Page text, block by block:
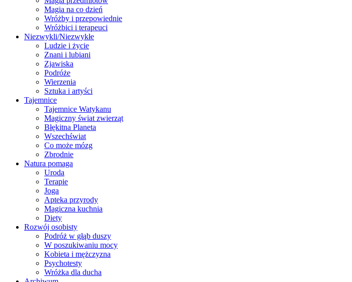
Magia na co dzień
Wróżby i przepowiednie
Wróżbici i terapeuci
Niezwykli/Niezwykłe
Ludzie i życie
Znani i lubiani
Zjawiska
Podróże
Wierzenia
Sztuka i artyści
Tajemnice
Tajemnice Watykanu
Magiczny świat zwierząt
Błękitna Planeta
Wszechświat
Co może mózg
Zbrodnie
Natura pomaga
Uroda
Terapie
Joga
Apteka przyrody
Magiczna kuchnia
Diety
Rozwój osobisty
Podróż w głąb duszy
W poszukiwaniu mocy
Kobieta i mężczyzna
Psychotesty
Wróżka dla ducha